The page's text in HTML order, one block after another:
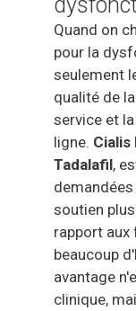
Quand on
pour la
seulement
qualité de
service et
ligne.
Tadalafil,
soutien
rapport
beaucoup
avantage
clinique,